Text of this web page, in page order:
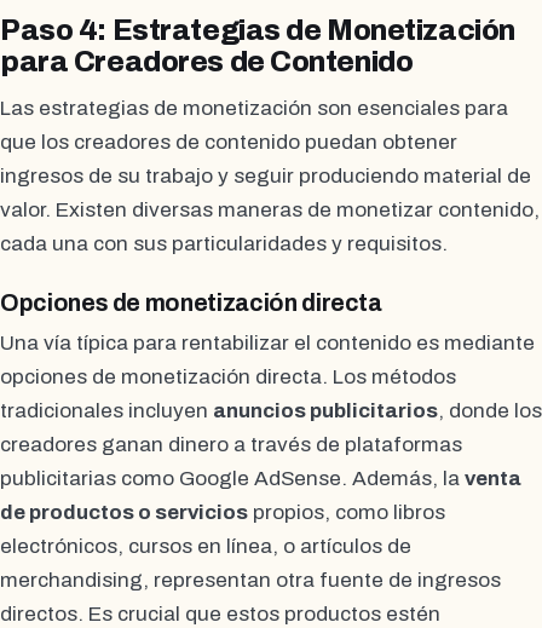
Paso 4: Estrategias de Monetización
para Creadores de Contenido
Las estrategias de monetización son esenciales para
que los creadores de contenido puedan obtener
ingresos de su trabajo y seguir produciendo material de
valor. Existen diversas maneras de monetizar contenido,
cada una con sus particularidades y requisitos.
Opciones de monetización directa
Una vía típica para rentabilizar el contenido es mediante
opciones de monetización directa. Los métodos
tradicionales incluyen anuncios publicitarios, donde los
creadores ganan dinero a través de plataformas
publicitarias como Google AdSense. Además, la venta
de productos o servicios propios, como libros
electrónicos, cursos en línea, o artículos de
merchandising, representan otra fuente de ingresos
directos. Es crucial que estos productos estén